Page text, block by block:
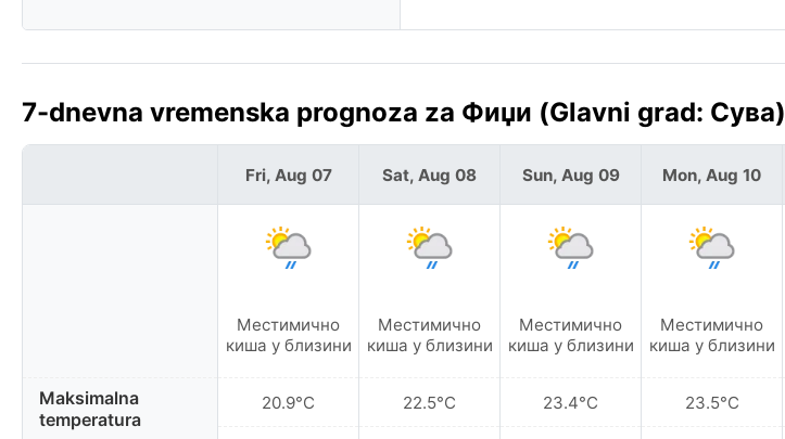
7-dnevna vremenska prognoza za Фиџи (Glavni grad: Сува)
Maksimalna
temperatura
Fri, Aug 07
Местимично
киша у близини
20.9°C
Sat, Aug 08
Местимично
киша у близини
22.5°C
Sun, Aug 09
Местимично
киша у близини
23.4°C
Mon, Aug 10
Местимично
киша у близини
23.5°C